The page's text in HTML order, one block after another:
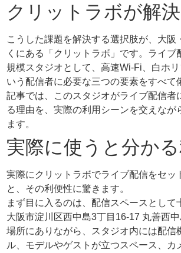
クリットラボが解
こうした課題を解決する選択肢が、大阪
くにある「クリットラボ」です。ライブ
規模スタジオとして、高速Wi-Fi、白ホ
いう配信者に必要な三つの要素をすべて
記事では、このスタジオがライブ配信者
る理由を、実際の利用シーンを交えなが
ます。
実際に使うと分か
実際にクリットラボでライブ配信をセッ
と、その利便性に驚きます。
まず目に入るのは、配信スペースとして
大阪市淀川区西中島3丁目16-17 丸善西
場所にありながら、スタジオ内には配信
ル、モデルやゲストが立つスペース、カ